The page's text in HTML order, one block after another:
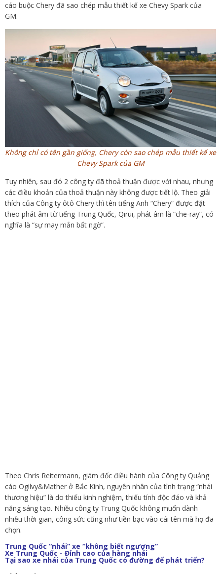
cáo buộc Chery đã sao chép mẫu thiết kế xe Chevy Spark của
GM.
Không chỉ có tên gần giống, Chery còn sao chép mẫu thiết kế xe
Chevy Spark của GM
Tuy nhiên, sau đó 2 công ty đã thoả thuận được với nhau, nhưng
các điều khoản của thoả thuận này không được tiết lộ. Theo giải
thích của Công ty ôtô Chery thì tên tiếng Anh “Chery” được đặt
theo phát âm từ tiếng Trung Quốc, Qirui, phát âm là “che-ray”, có
nghĩa là “sự may mắn bất ngờ”.
Theo Chris Reitermann, giám đốc điều hành của Công ty Quảng
cáo Ogilvy&Mather ở Bắc Kinh, nguyên nhân của tình trạng “nhái
thương hiệu” là do thiếu kinh nghiệm, thiếu tính độc đáo và khả
năng sáng tạo. Nhiều công ty Trung Quốc không muốn dành
nhiều thời gian, công sức cũng như tiền bạc vào cái tên mà họ đã
chọn.
Trung Quốc “nhái” xe “không biết ngượng”
Xe Trung Quốc - Đỉnh cao của hàng nhái
Tại sao xe nhái của Trung Quốc có đường để phát triển?